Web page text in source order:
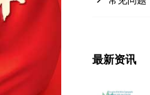
最新资讯